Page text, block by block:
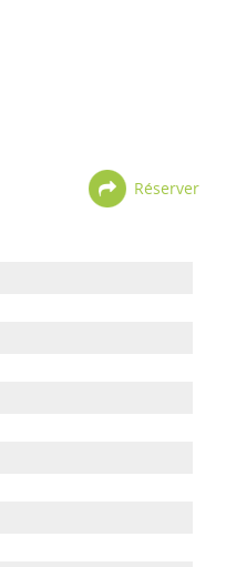
Réserver